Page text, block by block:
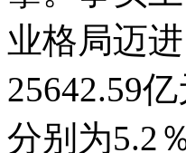
业格局迈
25642.59
分别为5.2